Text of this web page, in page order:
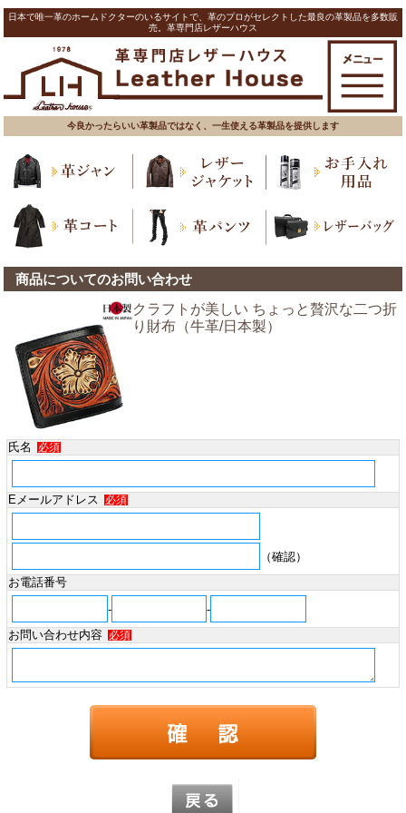
日本で唯一革のホームドクターのいるサイトで、革のプロがセレクトした最良の革製品を多数販
売。革専門店レザーハウス
今良かったらいい革製品ではなく、一生使える革製品を提供します
商品についてのお問い合わせ
クラフトが美しい ちょっと贅沢な二つ折
り財布（牛革/日本製）
氏名 必須
Eメールアドレス 必須
（確認）
お電話番号
-
-
お問い合わせ内容
必須